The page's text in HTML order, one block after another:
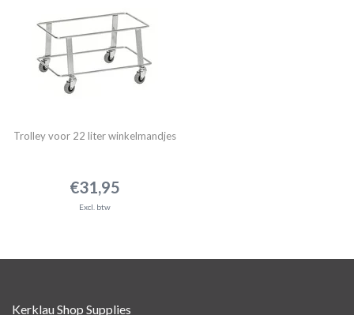
Trolley voor 22 liter winkelmandjes
€31,95
Excl. btw
Kerklau Shop Supplies